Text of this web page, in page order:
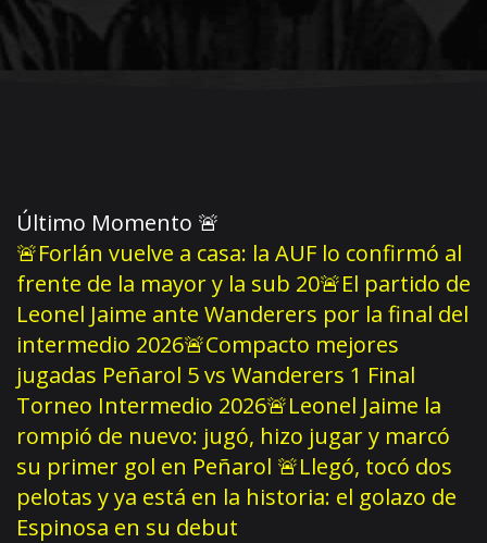
Último Momento 🚨
🚨Forlán vuelve a casa: la AUF lo confirmó al
frente de la mayor y la sub 20🚨El partido de
Leonel Jaime ante Wanderers por la final del
intermedio 2026🚨Compacto mejores
jugadas Peñarol 5 vs Wanderers 1 Final
Torneo Intermedio 2026🚨Leonel Jaime la
rompió de nuevo: jugó, hizo jugar y marcó
su primer gol en Peñarol 🚨Llegó, tocó dos
pelotas y ya está en la historia: el golazo de
Espinosa en su debut